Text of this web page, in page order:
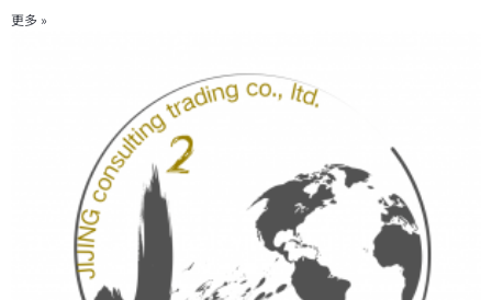
更多 »